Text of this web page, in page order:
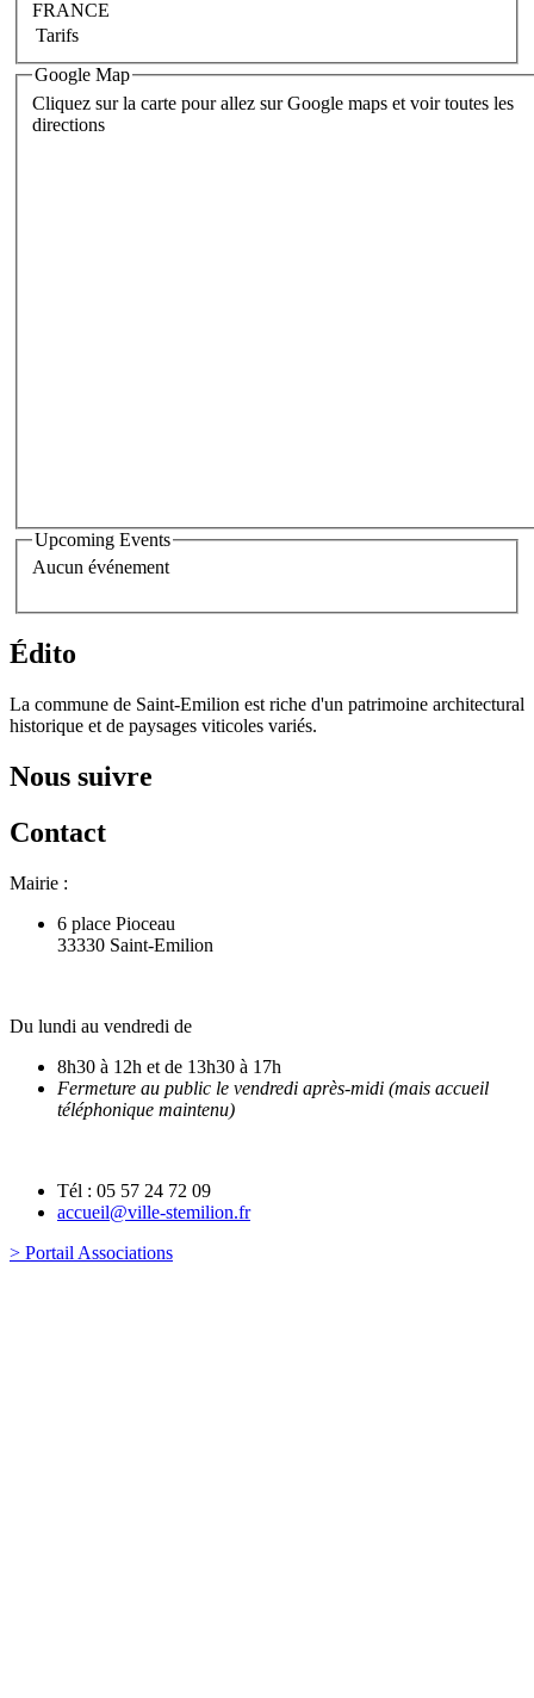
FRANCE
Tarifs
Google Map
Cliquez sur la carte pour allez sur Google maps et voir toutes les
directions
Upcoming Events
Aucun événement
Édito
La commune de Saint-Emilion est riche d'un patrimoine architectural
historique et de paysages viticoles variés.
Nous suivre
Contact
Mairie :
6 place Pioceau
33330 Saint-Emilion
Du lundi au vendredi de
8h30 à 12h et de 13h30 à 17h
Fermeture au public le vendredi après-midi (mais accueil
téléphonique maintenu)
Tél : 05 57 24 72 09
accueil@ville-stemilion.fr
> Portail Associations